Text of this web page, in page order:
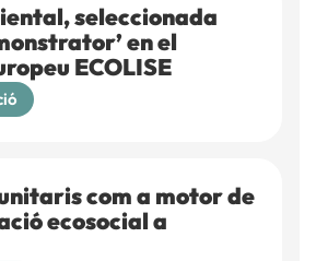
seleccionada
en el
ECOLISE
com a motor de
ecosocial a